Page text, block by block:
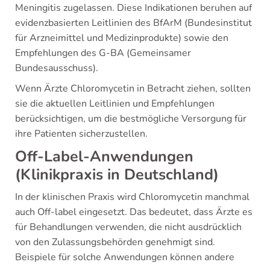
Meningitis zugelassen. Diese Indikationen beruhen auf
evidenzbasierten Leitlinien des BfArM (Bundesinstitut
für Arzneimittel und Medizinprodukte) sowie den
Empfehlungen des G-BA (Gemeinsamer
Bundesausschuss).
Wenn Ärzte Chloromycetin in Betracht ziehen, sollten
sie die aktuellen Leitlinien und Empfehlungen
berücksichtigen, um die bestmögliche Versorgung für
ihre Patienten sicherzustellen.
Off-Label-Anwendungen
(Klinikpraxis in Deutschland)
In der klinischen Praxis wird Chloromycetin manchmal
auch Off-label eingesetzt. Das bedeutet, dass Ärzte es
für Behandlungen verwenden, die nicht ausdrücklich
von den Zulassungsbehörden genehmigt sind.
Beispiele für solche Anwendungen können andere